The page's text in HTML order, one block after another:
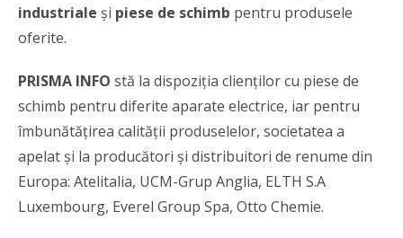
industriale și piese de schimb pentru produsele
oferite.
PRISMA INFO stă la dispoziția clienților cu piese de
schimb pentru diferite aparate electrice, iar pentru
îmbunătățirea calității produselelor, societatea a
apelat și la producători și distribuitori de renume din
Europa: Atelitalia, UCM-Grup Anglia, ELTH S.A
Luxembourg, Everel Group Spa, Otto Chemie.